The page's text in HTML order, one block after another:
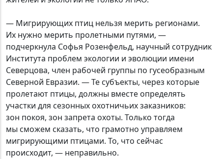
— Мигрирующих птиц нельзя мерить регионами.
Их нужно мерить пролетными путями, —
подчеркнула Софья Розенфельд, научный сотрудник
Института проблем экологии и эволюции имени
Северцова, член рабочей группы по гусеобразным
Северной Евразии. — Те субъекты, через которые
пролетают птицы, должны вместе определять
участки для сезонных охотничьих заказников:
зон покоя, зон запрета охоты. Только тогда
мы сможем сказать, что грамотно управляем
мигрирующими птицами. То, что сейчас
происходит, — неправильно.